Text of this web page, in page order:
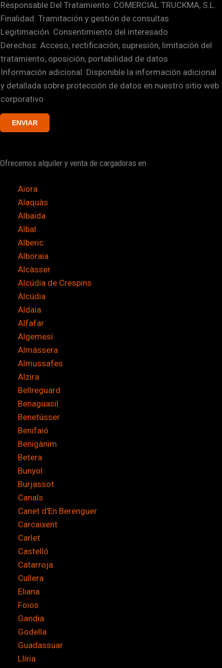
o
s
v
e
r
i
ó
s
i
l
l
a
s
d
e
v
f
Responsable Del Tratamiento: COMERCIAL TRUCKMA, S.L.
Finalidad: Tramitación y gestión de consultas
Legitimación: Consentimiento del interesado
Derechos: Acceso, rectificación, supresión, limitación del
tratamiento, oposición, portabilidad de datos
Información adicional: Disponible la información adicional
y detallada sobre protección de datos en nuestro sitio web
corporativo
ENVIAR
Ofrecemos alquiler y venta de cargadoras en
Aiora
Alaquàs
Albaida
Albal
Alberic
Alboraia
Alcàsser
Alcúdia de Crespins
Alcúdia
Aldaia
Alfafar
Algemesí
Almàssera
Almussafes
Alzira
Bellreguard
Benaguasil
Benetússer
Benifaió
Benigànim
Betera
Bunyol
Burjassot
Canals
Canet d'En Berenguer
Carcaixent
Carlet
Castelló
Catarroja
Cullera
Eliana
Foios
Gandia
Godella
Guadassuar
Llíria